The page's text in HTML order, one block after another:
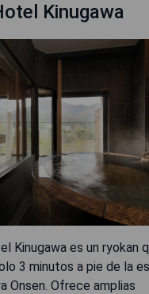
Kinugawa
Kinugawa es un ryokan
3 minutos a pie de la
Onsen. Ofrece amplias